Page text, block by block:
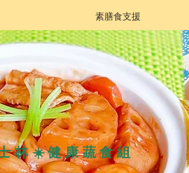
素膳食支援
林☀️健康蔬食組